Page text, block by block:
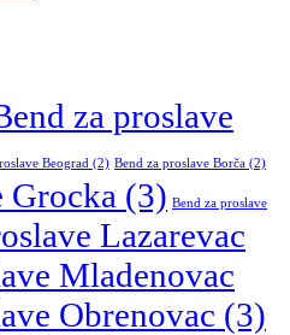
za proslave
Beograd (2) Bend za proslave Borča (2)
Grocka (3) Bend za proslave
Lazarevac
Mladenovac
Obrenovac (3)